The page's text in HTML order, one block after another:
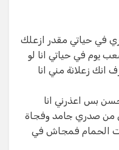
في حياتي مقدر ازعلك
يوم في حياتي انا لو
زعلانة مني انا
بس اعذرني انا
من صدري جامد وفجاة
الحمام فمجاش في